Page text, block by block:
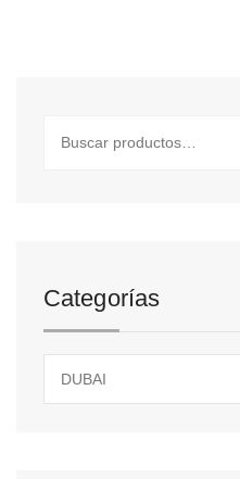
Categorías
DUBAI